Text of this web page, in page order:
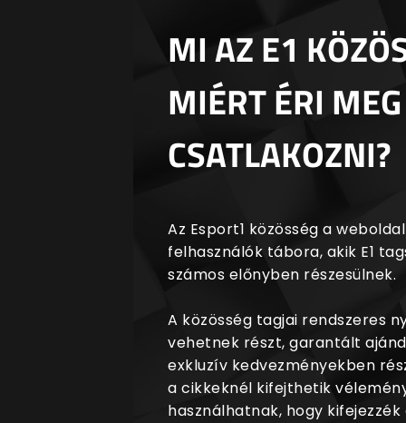
MI AZ E1
MIÉRT ÉRI MEG
CSATLAKOZNI?
Az Esport1 közösség a
felhasználók tábora, akik E1
számos előnyben részesülnek.
A közösség tagjai rendszeres
vehetnek részt, garantált
exkluzív kedvezményekben
a cikkeknél kifejthetik
használhatnak, hogy